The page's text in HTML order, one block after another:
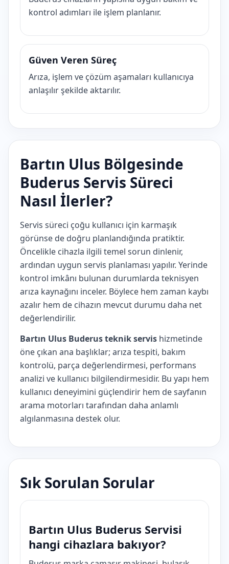
kontrol adımları ile işlem planlanır.
Güven Veren Süreç
Arıza, işlem ve çözüm aşamaları kullanıcıya
anlaşılır şekilde aktarılır.
Bartın Ulus Bölgesinde
Buderus Servis Süreci
Nasıl İlerler?
Servis süreci çoğu kullanıcı için karmaşık
görünse de doğru planlandığında pratiktir.
Öncelikle cihazla ilgili temel sorun dinlenir,
ardından uygun servis planlaması yapılır. Yerinde
kontrol imkânı bulunan durumlarda teknisyen
arıza kaynağını inceler. Böylece hem zaman kaybı
azalır hem de cihazın mevcut durumu daha net
değerlendirilir.
Bartın Ulus Buderus teknik servis hizmetinde
öne çıkan ana başlıklar; arıza tespiti, bakım
kontrolü, parça değerlendirmesi, performans
analizi ve kullanıcı bilgilendirmesidir. Bu yapı hem
kullanıcı deneyimini güçlendirir hem de sayfanın
arama motorları tarafından daha anlamlı
algılanmasına destek olur.
Sık Sorulan Sorular
Bartın Ulus Buderus Servisi
hangi cihazlara bakıyor?